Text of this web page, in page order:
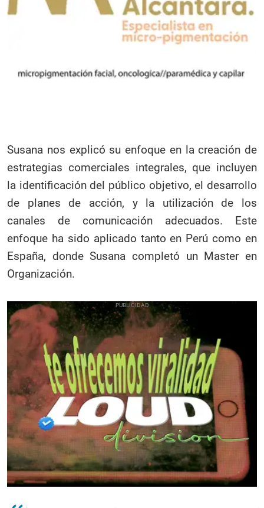
Susana nos explicó su enfoque en la creación de
estrategias comerciales integrales, que incluyen
la identificación del público objetivo, el desarrollo
de planes de acción, y la utilización de los
canales de comunicación adecuados. Este
enfoque ha sido aplicado tanto en Perú como en
España, donde Susana completó un Master en
Organización.